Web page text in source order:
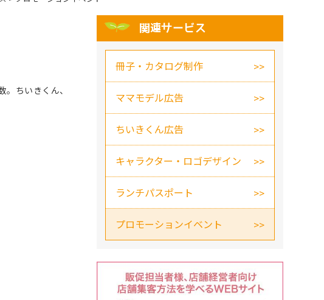
ちいきくん、
関連サービス
冊子・カタログ制作
ママモデル広告
ちいきくん広告
キャラクター・ロゴデザイン
ランチパスポート
プロモーションイベント